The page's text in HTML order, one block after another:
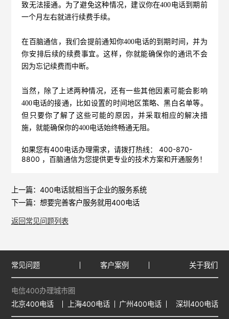
致无法接通。为了避免这种情况，建议你在400电话到期前
一个月左右就进行续费手续。
在百脑通信，我们会提前通知你400电话的到期时间，并为
你安排后续的续费事宜。这样，你就能确保你的通讯不会
因为忘记续费而中断。
当然，除了上述两种情况，还有一些其他因素可能会影响
400电话的接通，比如设置的时间地区策略、黑白名单等。
但只要你了解了这些可能的原因，并采取相应的解决措
施，就能确保你的400电话始终畅通无阻。
如果您有400电话办理需求，请拨打热线： 400-870-
8800 ，百脑通信为您提供更专业的技术方案和开通服务！
上一篇： 400电话就相当于企业的服务系统
下一篇： 想要完善客户服务就用400电话
返回常见问题列表
常见问题 客户案例 关于我们
电信400办理城市圈
北京400电话
上海400电话 广州400电话 深圳400电话